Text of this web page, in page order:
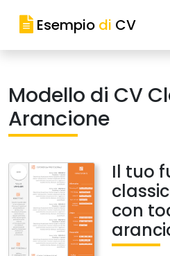
Esempio di CV
Modello di CV
Arancione
Il tuo
con